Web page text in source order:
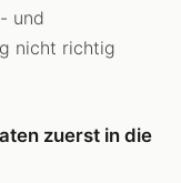
und
nicht richtig
zuerst in die